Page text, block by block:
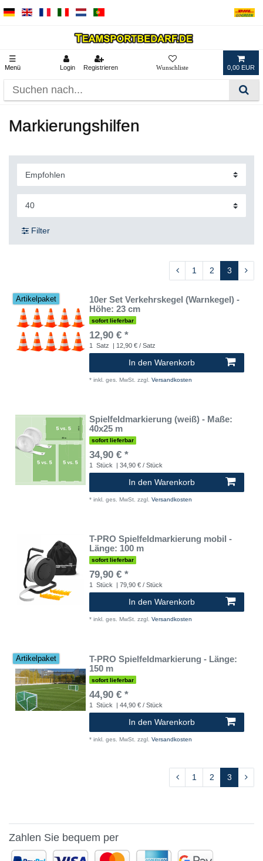
☰
Menü Login Registrieren 0,00 EUR
Markierungshilfen
Filter
1 2 3
Artikelpaket
10er Set Verkehrskegel (Warnkegel) -
Höhe: 23 cm
sofort lieferbar
12,90 € *
1 Satz | 12,90 € / Satz
In den Warenkorb
* inkl. ges. MwSt. zzgl. Versandkosten
Spielfeldmarkierung (weiß) - Maße:
40x25 m
sofort lieferbar
34,90 € *
1 Stück | 34,90 € / Stück
In den Warenkorb
* inkl. ges. MwSt. zzgl. Versandkosten
T-PRO Spielfeldmarkierung mobil -
Länge: 100 m
sofort lieferbar
79,90 € *
1 Stück | 79,90 € / Stück
In den Warenkorb
* inkl. ges. MwSt. zzgl. Versandkosten
Artikelpaket
T-PRO Spielfeldmarkierung - Länge:
150 m
sofort lieferbar
44,90 € *
1 Stück | 44,90 € / Stück
In den Warenkorb
* inkl. ges. MwSt. zzgl. Versandkosten
1 2 3
Zahlen Sie bequem per